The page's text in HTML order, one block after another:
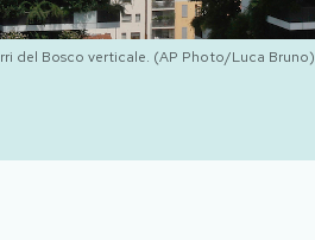
del Bosco verticale. (AP Photo/Luca Bruno)